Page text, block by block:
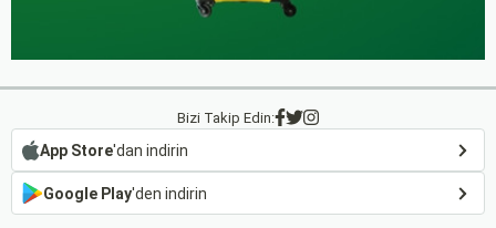
Bizi Takip Edin:
App Store'dan indirin
Google Play'den indirin